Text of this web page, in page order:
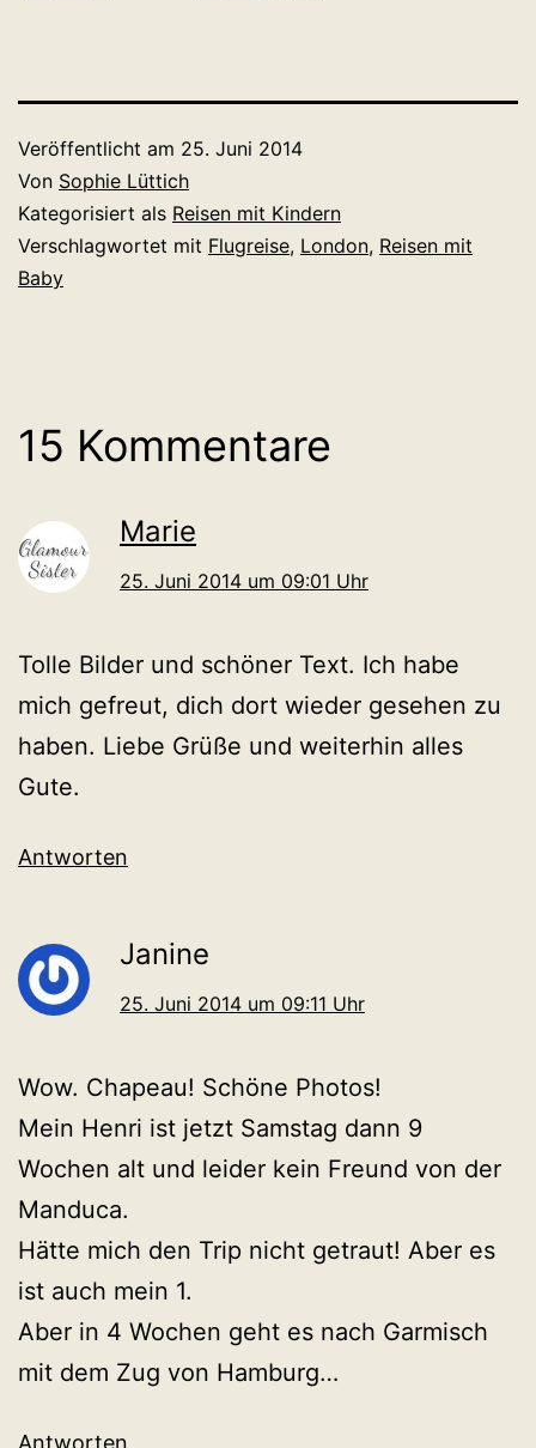
Veröffentlicht am 25. Juni 2014
Von Sophie Lüttich
Kategorisiert als Reisen mit Kindern
Verschlagwortet mit Flugreise, London, Reisen mit
Baby
15 Kommentare
Marie
25. Juni 2014 um 09:01 Uhr
Tolle Bilder und schöner Text. Ich habe
mich gefreut, dich dort wieder gesehen zu
haben. Liebe Grüße und weiterhin alles
Gute.
Antworten
Janine
25. Juni 2014 um 09:11 Uhr
Wow. Chapeau! Schöne Photos!
Mein Henri ist jetzt Samstag dann 9
Wochen alt und leider kein Freund von der
Manduca.
Hätte mich den Trip nicht getraut! Aber es
ist auch mein 1.
Aber in 4 Wochen geht es nach Garmisch
mit dem Zug von Hamburg…